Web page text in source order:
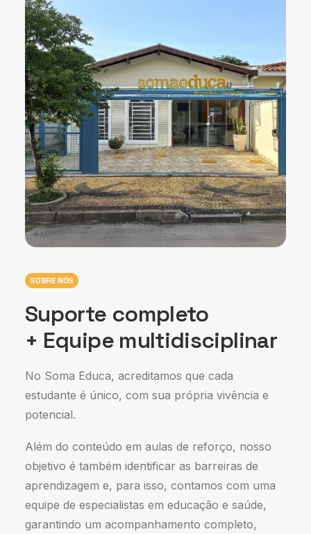
SOBRE NÓS
Suporte completo
+ Equipe multidisciplinar
No Soma Educa, acreditamos que cada
estudante é único, com sua própria vivência e
potencial.
Além do conteúdo em aulas de reforço, nosso
objetivo é também identificar as barreiras de
aprendizagem e, para isso, contamos com uma
equipe de especialistas em educação e saúde,
garantindo um acompanhamento completo,